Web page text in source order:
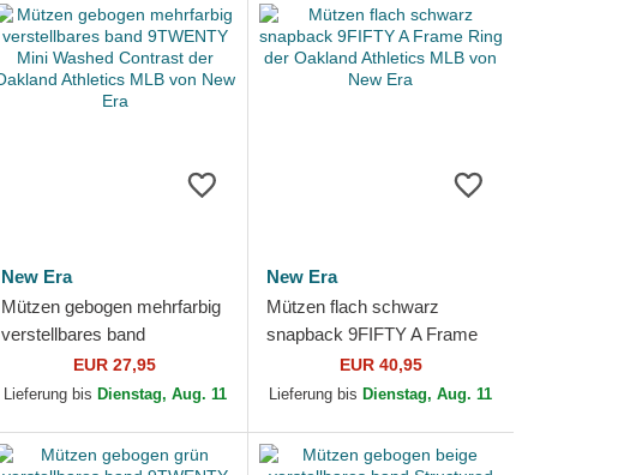
New Era
Mützen gebogen mehrfarbig
verstellbares band
9TWENTY Mini Washed
Contrast der Oakland
EUR 27,95
Lieferung bis Dienstag, Aug. 11
New Era
Mützen flach schwarz
snapback 9FIFTY A Frame
Ring der Oakland Athletics
MLB von New Era
EUR 40,95
Lieferung bis Dienstag, Aug. 11